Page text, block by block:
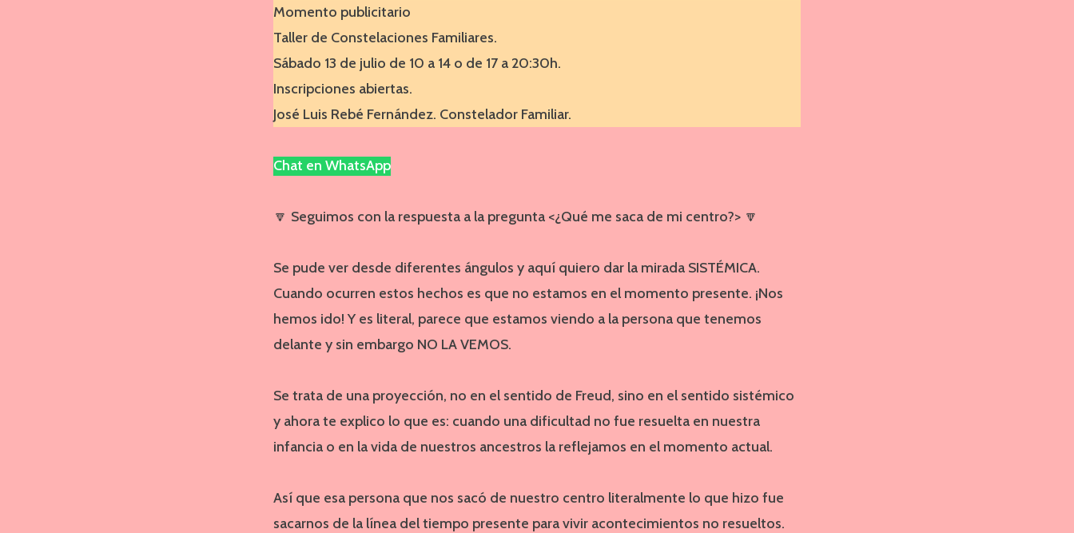
Momento publicitario
Taller de Constelaciones Familiares.
Sábado 13 de julio de 10 a 14 o de 17 a 20:30h.
Inscripciones abiertas.
José Luis Rebé Fernández. Constelador Familiar.
Chat en WhatsApp
🔽 Seguimos con la respuesta a la pregunta <¿Qué me saca de mi centro?> 🔽
Se pude ver desde diferentes ángulos y aquí quiero dar la mirada SISTÉMICA.
Cuando ocurren estos hechos es que no estamos en el momento presente. ¡Nos
hemos ido! Y es literal, parece que estamos viendo a la persona que tenemos
delante y sin embargo NO LA VEMOS.
Se trata de una proyección, no en el sentido de Freud, sino en el sentido sistémico
y ahora te explico lo que es: cuando una dificultad no fue resuelta en nuestra
infancia o en la vida de nuestros ancestros la reflejamos en el momento actual.
Así que esa persona que nos sacó de nuestro centro literalmente lo que hizo fue
sacarnos de la línea del tiempo presente para vivir acontecimientos no resueltos.